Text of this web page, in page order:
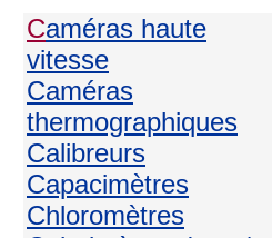
Caméras haute
vitesse
Caméras
thermographiques
Calibreurs
Capacimètres
Chloromètres